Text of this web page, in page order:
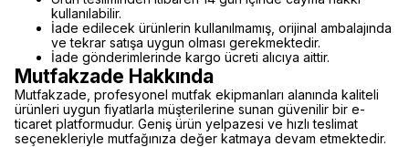
kullanılabilir.
İade edilecek ürünlerin kullanılmamış, orijinal ambalajında
ve tekrar satışa uygun olması gerekmektedir.
İade gönderimlerinde kargo ücreti alıcıya aittir.
Mutfakzade Hakkında
Mutfakzade, profesyonel mutfak ekipmanları alanında kaliteli
ürünleri uygun fiyatlarla müşterilerine sunan güvenilir bir e-
ticaret platformudur. Geniş ürün yelpazesi ve hızlı teslimat
seçenekleriyle mutfağınıza değer katmaya devam etmektedir.